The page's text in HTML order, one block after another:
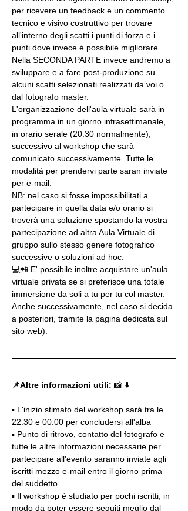
per ricevere un feedback e un commento
tecnico e visivo costruttivo per trovare
all'interno degli scatti i punti di forza e i
punti dove invece è possibile migliorare.
Nella SECONDA PARTE invece andremo a
sviluppare e a fare post-produzione su
alcuni scatti selezionati realizzati da voi o
dal fotografo master.
L'organizzazione dell'aula virtuale sarà in
programma in un giorno infrasettimanale,
in orario serale (20.30 normalmente),
successivo al workshop che sarà
comunicato successivamente. Tutte le
modalità per prendervi parte saran inviate
per e-mail.
NB: nel caso si fosse impossibilitati a
partecipare in quella data e/o orario si
troverà una soluzione spostando la vostra
partecipazione ad altra Aula Virtuale di
gruppo sullo stesso genere fotografico
successive o soluzioni ad hoc.
💻📲 E' possibile inoltre acquistare un'aula
virtuale privata se si preferisce una totale
immersione da soli a tu per tu col master.
Anche successivamente, nel caso si decida
a posteriori, tramite la pagina dedicata sul
sito web).
📌Altre informazioni utili: 📸 ⬇️
▪️ L'inizio stimato del workshop sarà tra le
22.30 e 00.00 per concludersi all'alba
▪️ Punto di ritrovo, contatto del fotografo e
tutte le altre informazioni necessarie per
partecipare all'evento saranno inviate agli
iscritti mezzo e-mail entro il giorno prima
del suddetto.
▪️ Il workshop è studiato per pochi iscritti, in
modo da poter essere seguiti meglio dal